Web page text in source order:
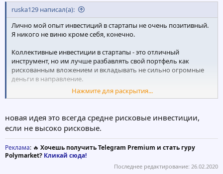
ruska129 написал(а):
Лично мой опыт инвестиций в стартапы не очень позитивный.
Я никого не виню кроме себя, конечно.
Коллективные инвестиции в стартапы - это отличный
инструмент, но им лучше разбавлять свой портфель как
рискованным вложением и вкладывать не сильно огромные
деньги в направление.
Опять же я взял ориентир на недвижимость с рентным
Нажмите для раскрытия...
новая идея это всегда средне рисковые инвестиции,
если не высоко рисковые.
Реклама: 🔥 Хочешь получить Telegram Premium и стать гуру
Polymarket? Кликай сюда!
Последнее редактирование: 26.02.2020